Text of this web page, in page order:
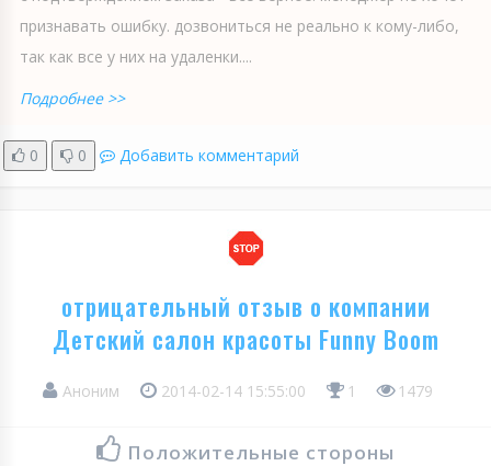
признавать ошибку. дозвониться не реально к кому-либо,
так как все у них на удаленки....
Подробнее >>
0 0 Добавить комментарий
отрицательный отзыв о компании
Детский салон красоты Funny Boom
Аноним 2014-02-14 15:55:00 1 1479
Положительные стороны